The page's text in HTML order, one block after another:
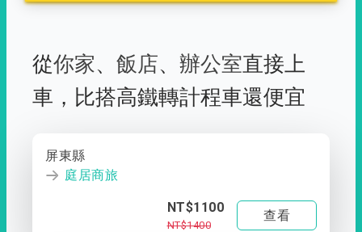
從你家、 飯店、 辦公室直接上
車， 比搭高鐵轉計程車還便宜
屏東縣
庭居商旅
NT$1100
NT$1400
查看